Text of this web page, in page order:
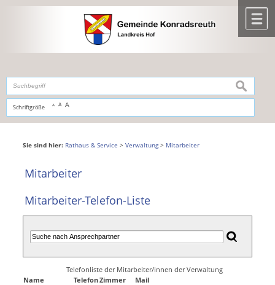
,zur Navigationoderzur Startseitespringen.
Schriftgröße A A A
suchen
Sie sind hier: Rathaus & Service > Verwaltung> Mitarbeiter
Mitarbeiter
Mitarbeiter-Telefon-Liste
Telefonliste der Mitarbeiter/innen der Verwaltung
Name
TelefonZimmer
Mail